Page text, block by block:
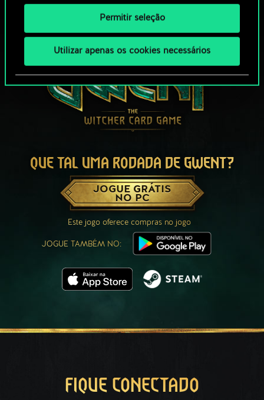
Permitir seleção
Utilizar apenas os cookies necessários
QUE TAL UMA RODADA DE GWENT?
JOGUE GRÁTIS
NO PC
Este jogo oferece compras no jogo
JOGUE TAMBÉM NO:
FIQUE CONECTADO